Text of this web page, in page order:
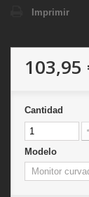
Imprimir
103,95
Cantidad
Modelo